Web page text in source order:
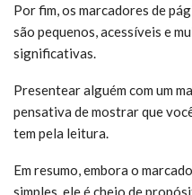
Por fim, os marcadores de
são pequenos, acessíveis e
significativas.
Presentear alguém com um
pensativa de mostrar que
tem pela leitura.
Em resumo, embora o
simples, ele é cheio de